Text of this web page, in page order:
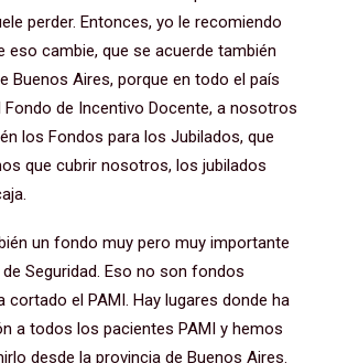
perder. Entonces, yo le recomiendo
eso cambie, que se acuerde también
Buenos Aires, porque en todo el país
de Incentivo Docente, a nosotros
los Fondos para los Jubilados, que
que cubrir nosotros, los jubilados
un fondo muy pero muy importante
Seguridad. Eso no son fondos
cortado el PAMI. Hay lugares donde ha
a todos los pacientes PAMI y hemos
desde la provincia de Buenos Aires.